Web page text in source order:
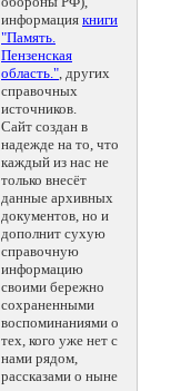
информация книги
"Память.
Пензенская
область.", других
справочных
источников.
Сайт создан в
надежде на то, что
каждый из нас не
только внесёт
данные архивных
документов, но и
дополнит сухую
справочную
информацию
своими бережно
сохраненными
воспоминаниями о
тех, кого уже нет с
нами рядом,
рассказами о ныне